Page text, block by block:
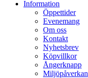
Information
Öppettider
Evenemang
Om oss
Kontakt
Nyhetsbrev
Köpvillkor
Ångerknapp
Miljöpåverkan